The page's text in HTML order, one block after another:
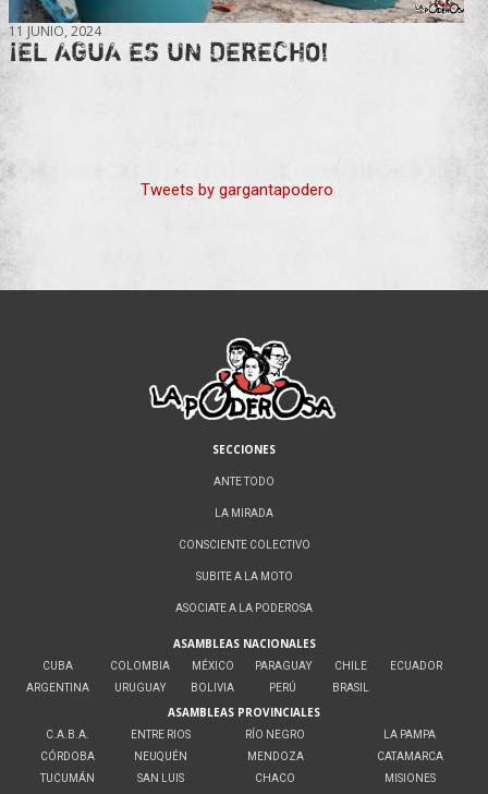
11 JUNIO, 2024
¡EL AGUA ES UN DERECHO!
Tweets by gargantapodero
SECCIONES
ANTE TODO
LA MIRADA
CONSCIENTE COLECTIVO
SUBITE A LA MOTO
ASOCIATE A LA PODEROSA
ASAMBLEAS NACIONALES
CUBA
ARGENTINA
COLOMBIA
URUGUAY
MÉXICO
BOLIVIA
PARAGUAY
PERÚ
CHILE
BRASIL
ECUADOR
ASAMBLEAS PROVINCIALES
C.A.B.A.
CÓRDOBA
TUCUMÁN
ENTRE RIOS
NEUQUÉN
SAN LUIS
RÍO NEGRO
MENDOZA
CHACO
LA PAMPA
CATAMARCA
MISIONES